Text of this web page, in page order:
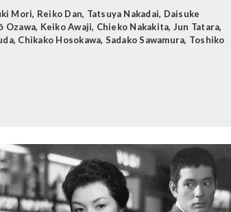
Mori, Reiko Dan, Tatsuya Nakadai, Daisuke
Ozawa, Keiko Awaji, Chieko Nakakita, Jun Tatara,
, Chikako Hosokawa, Sadako Sawamura, Toshiko